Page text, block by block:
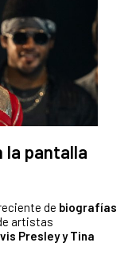
la pantalla
de biografías
artistas
Presley y Tina